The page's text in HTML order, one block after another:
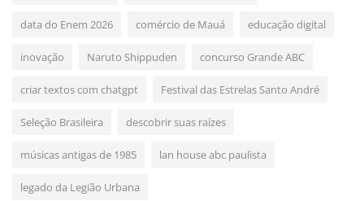
data do Enem 2026 comércio de Mauá educação digital
inovação Naruto Shippuden concurso Grande ABC
criar textos com chatgpt Festival das Estrelas Santo André
Seleção Brasileira descobrir suas raízes
músicas antigas de 1985 lan house abc paulista
legado da Legião Urbana